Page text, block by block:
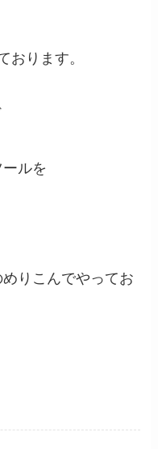
おります。
ルを
りこんでやってお